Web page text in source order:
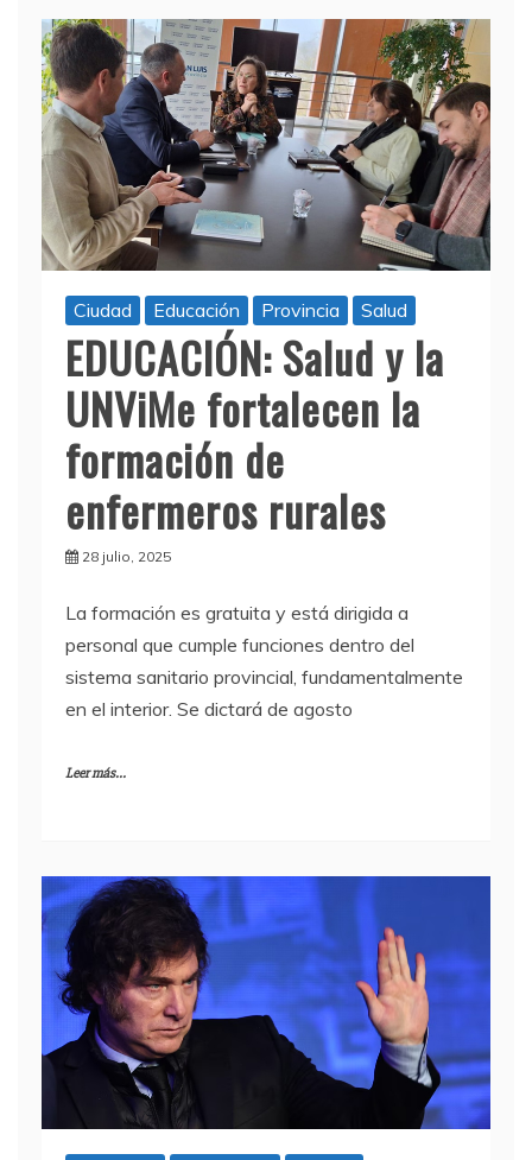
Ciudad Educación Provincia Salud
EDUCACIÓN: Salud y la
UNViMe fortalecen la
formación de
enfermeros rurales
28 julio, 2025
La formación es gratuita y está dirigida a
personal que cumple funciones dentro del
sistema sanitario provincial, fundamentalmente
en el interior. Se dictará de agosto
Leer más...